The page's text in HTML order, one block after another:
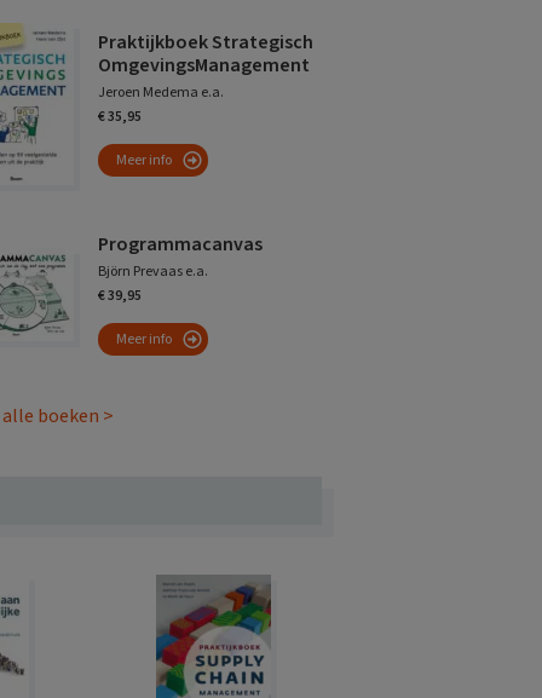
Praktijkboek Strategisch
OmgevingsManagement
Jeroen Medema e.a.
€ 35,95
Meer info
Programmacanvas
Björn Prevaas e.a.
€ 39,95
Meer info
boeken >